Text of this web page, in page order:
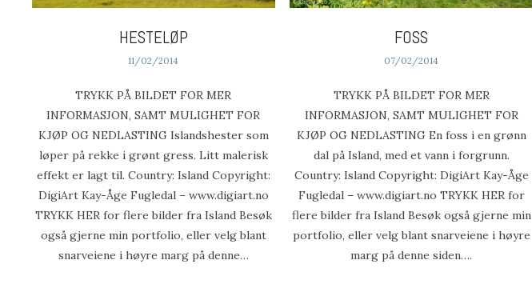
HESTELØP
11/02/2014
TRYKK PÅ BILDET FOR MER
INFORMASJON, SAMT MULIGHET FOR
KJØP OG NEDLASTING Islandshester som
løper på rekke i grønt gress. Litt malerisk
effekt er lagt til. Country: Island Copyright:
DigiArt Kay-Åge Fugledal – www.digiart.no
TRYKK HER for flere bilder fra Island Besøk
også gjerne min portfolio, eller velg blant
snarveiene i høyre marg på denne…
FOSS
07/02/2014
TRYKK PÅ BILDET FOR MER
INFORMASJON, SAMT MULIGHET FOR
KJØP OG NEDLASTING En foss i en grønn
dal på Island, med et vann i forgrunn.
Country: Island Copyright: DigiArt Kay-Åge
Fugledal – www.digiart.no TRYKK HER for
flere bilder fra Island Besøk også gjerne min
portfolio, eller velg blant snarveiene i høyre
marg på denne siden….